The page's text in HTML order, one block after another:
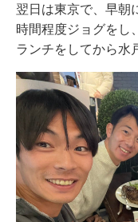
翌日は東京で、早朝
時間程度ジョグをし
ランチをしてから水